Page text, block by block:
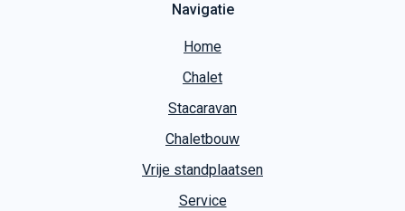
Navigatie
Home
Chalet
Stacaravan
Chaletbouw
Vrije standplaatsen
Service